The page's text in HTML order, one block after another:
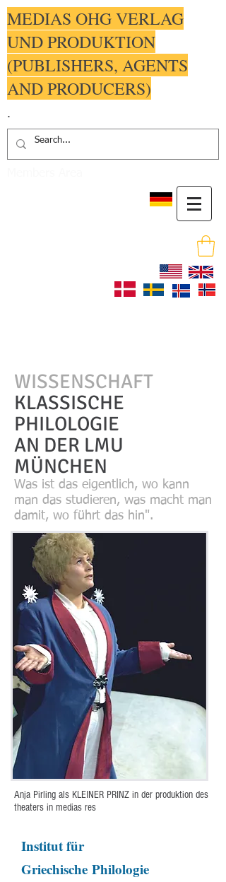
MEDIAS OHG VERLAG
UND PRODUKTION
(PUBLISHERS, AGENTS
AND PRODUCERS)
.
WISSENSCHAFT
KLASSISCHE
PHILOLOGIE
AN DER LMU
MÜNCHEN
Was ist das eigentlich, wo kann
man das studieren, was macht man
damit, wo führt das hin".
Anja Pirling als KLEINER PRINZ in der produktion des
theaters in medias res
Institut für
Griechische Philologie